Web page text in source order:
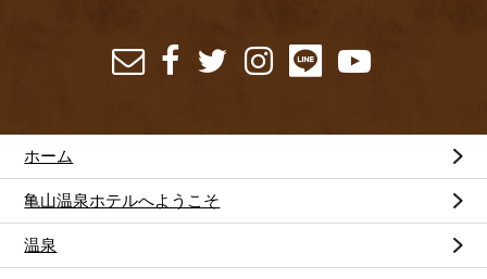
ホーム
亀山温泉ホテルへようこそ
温泉